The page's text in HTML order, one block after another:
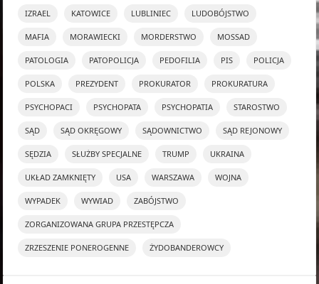
IZRAEL KATOWICE LUBLINIEC LUDOBÓJSTWO
MAFIA MORAWIECKI MORDERSTWO MOSSAD
PATOLOGIA PATOPOLICJA PEDOFILIA PIS POLICJA
POLSKA PREZYDENT PROKURATOR PROKURATURA
PSYCHOPACI PSYCHOPATA PSYCHOPATIA STAROSTWO
SĄD SĄD OKRĘGOWY SĄDOWNICTWO SĄD REJONOWY
SĘDZIA SŁUŻBY SPECJALNE TRUMP UKRAINA
UKŁAD ZAMKNIĘTY USA WARSZAWA WOJNA
WYPADEK WYWIAD ZABÓJSTWO
ZORGANIZOWANA GRUPA PRZESTĘPCZA
ZRZESZENIE PONEROGENNE ŻYDOBANDEROWCY